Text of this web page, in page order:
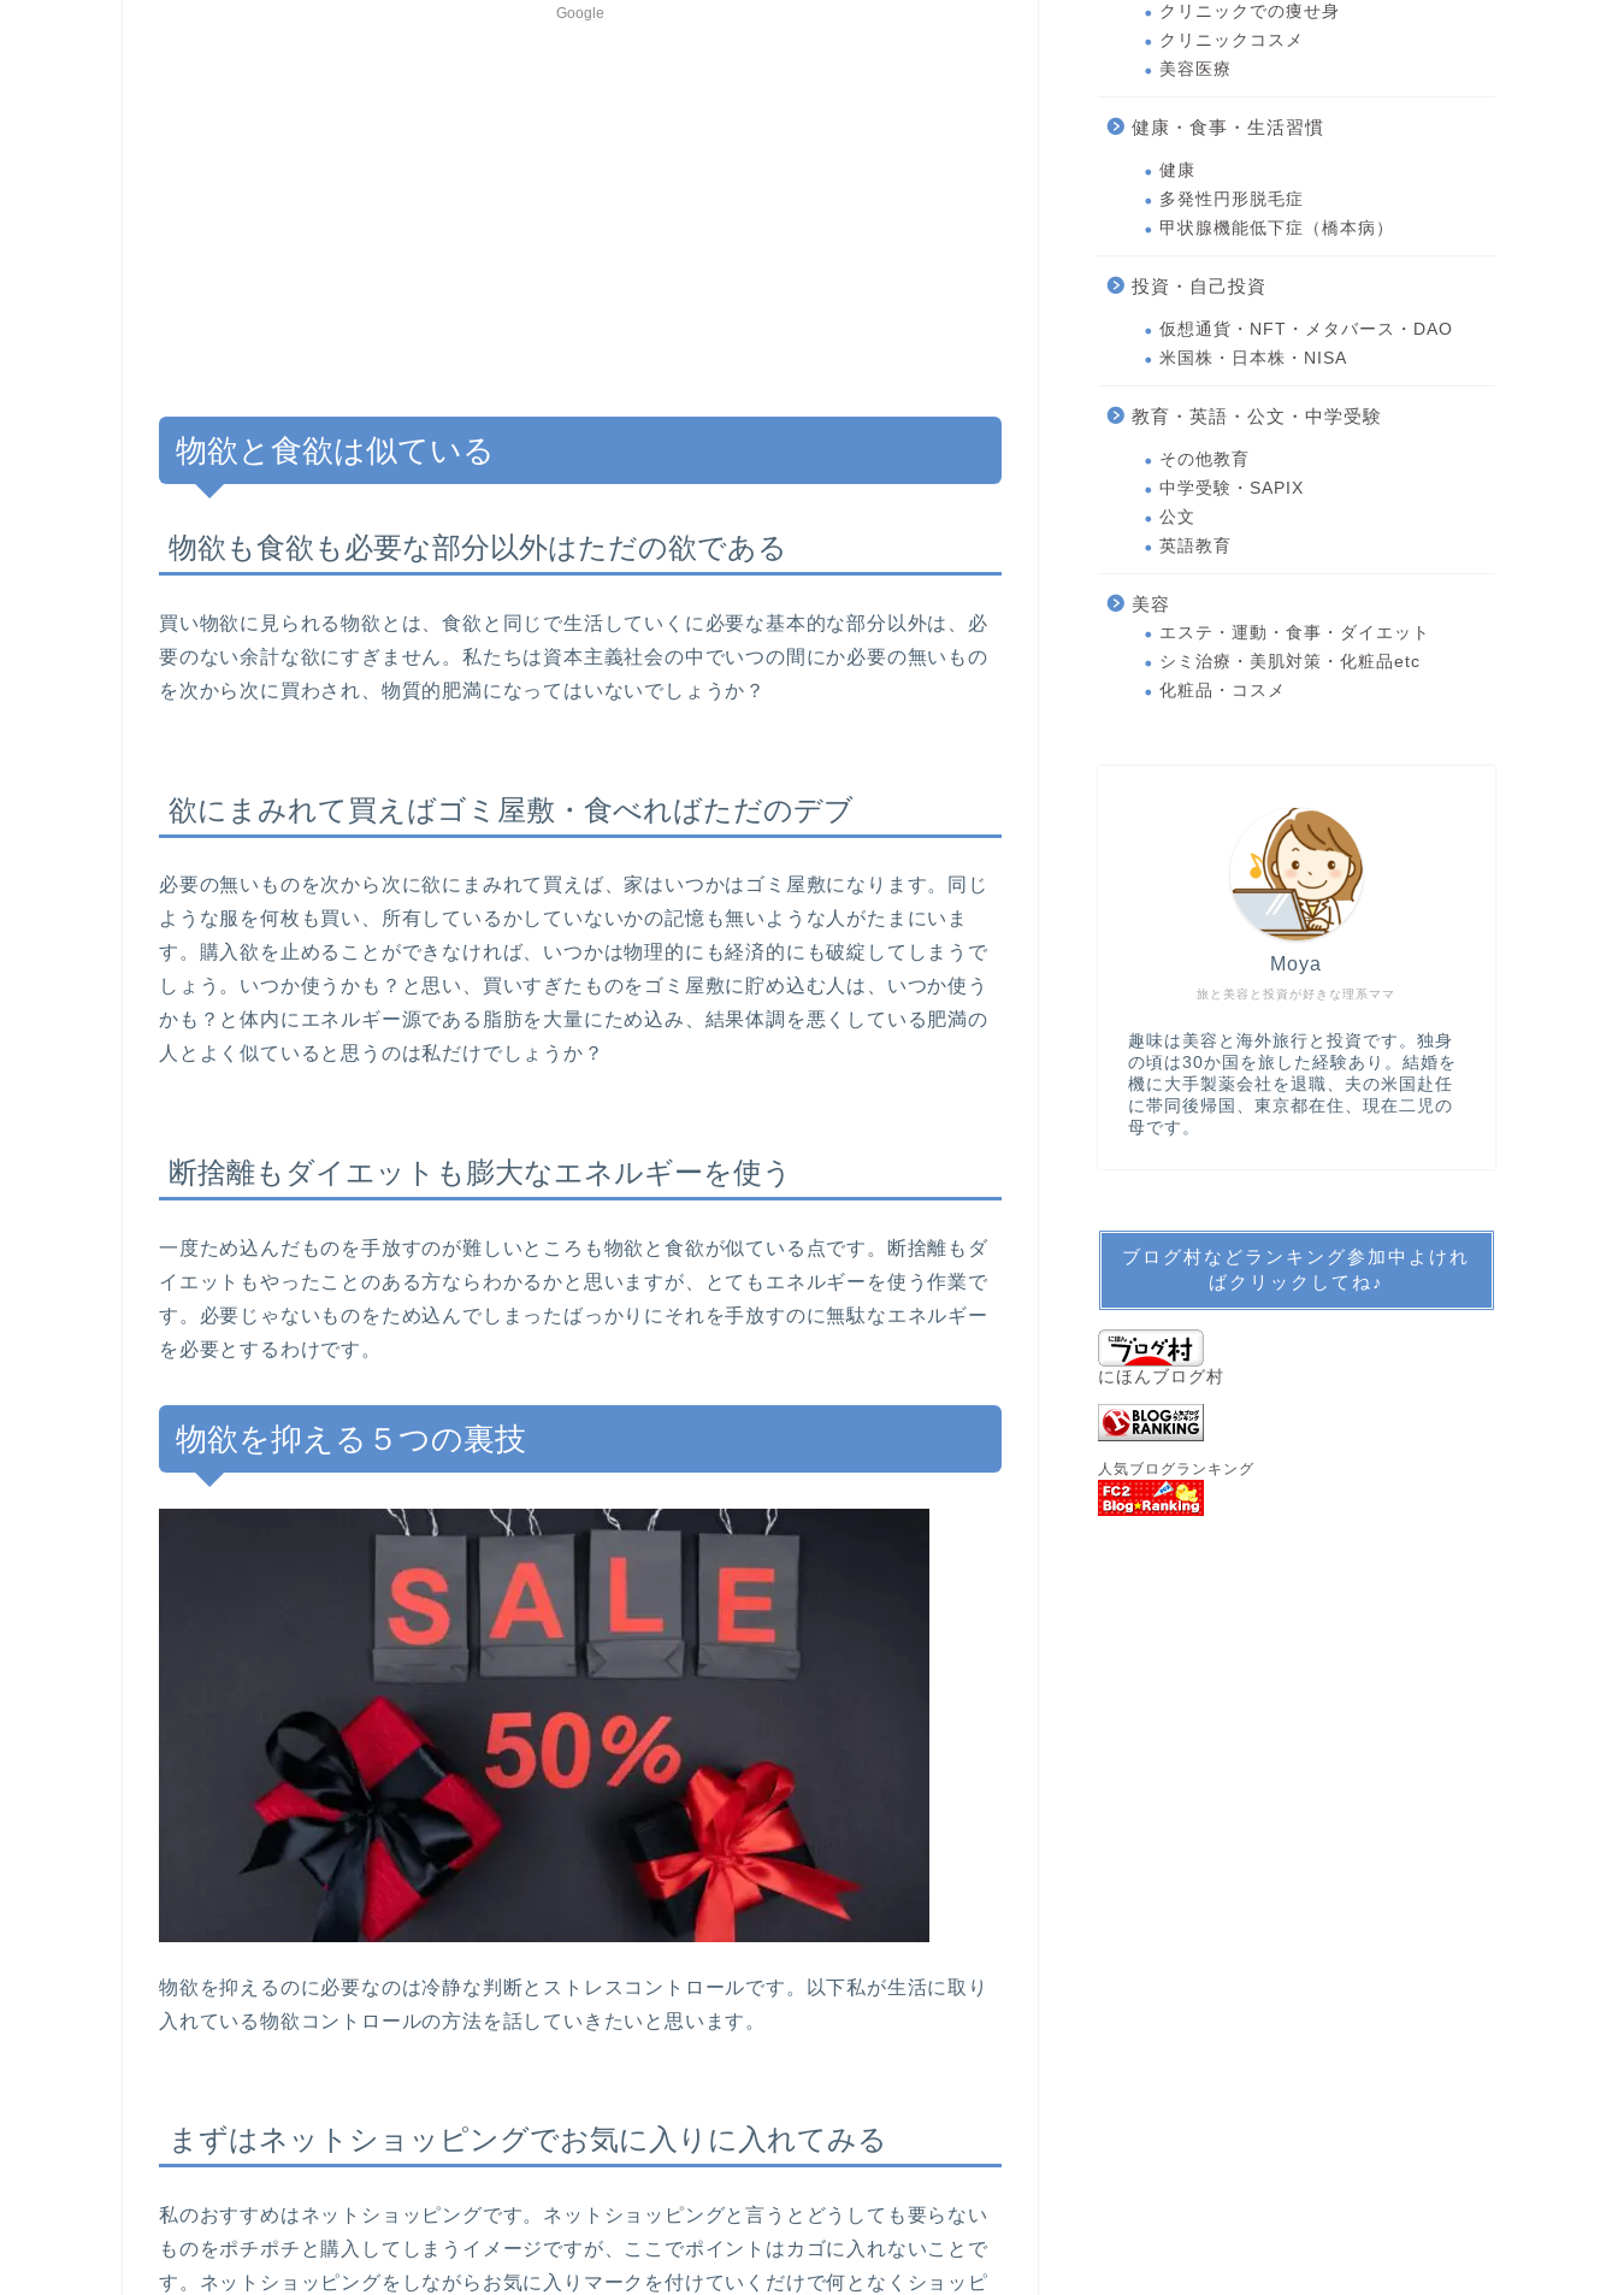
Google
物欲と食欲は似ている
物欲も食欲も必要な部分以外はただの欲である
買い物欲に見られる物欲とは、食欲と同じで生活していくに必要な基本的な部分以外は、必
要のない余計な欲にすぎません。私たちは資本主義社会の中でいつの間にか必要の無いもの
を次から次に買わされ、物質的肥満になってはいないでしょうか？
欲にまみれて買えばゴミ屋敷・食べればただのデブ
必要の無いものを次から次に欲にまみれて買えば、家はいつかはゴミ屋敷になります。同じ
ような服を何枚も買い、所有しているかしていないかの記憶も無いような人がたまにいま
す。購入欲を止めることができなければ、いつかは物理的にも経済的にも破綻してしまうで
しょう。いつか使うかも？と思い、買いすぎたものをゴミ屋敷に貯め込む人は、いつか使う
かも？と体内にエネルギー源である脂肪を大量にため込み、結果体調を悪くしている肥満の
人とよく似ていると思うのは私だけでしょうか？
断捨離もダイエットも膨大なエネルギーを使う
一度ため込んだものを手放すのが難しいところも物欲と食欲が似ている点です。断捨離もダ
イエットもやったことのある方ならわかるかと思いますが、とてもエネルギーを使う作業で
す。必要じゃないものをため込んでしまったばっかりにそれを手放すのに無駄なエネルギー
を必要とするわけです。
物欲を抑える５つの裏技
物欲を抑えるのに必要なのは冷静な判断とストレスコントロールです。以下私が生活に取り
入れている物欲コントロールの方法を話していきたいと思います。
まずはネットショッピングでお気に入りに入れてみる
私のおすすめはネットショッピングです。ネットショッピングと言うとどうしても要らない
ものをポチポチと購入してしまうイメージですが、ここでポイントはカゴに入れないことで
す。ネットショッピングをしながらお気に入りマークを付けていくだけで何となくショッピ
クリニックでの痩せ身
クリニックコスメ
美容医療
健康・食事・生活習慣
健康
多発性円形脱毛症
甲状腺機能低下症（橋本病）
投資・自己投資
仮想通貨・NFT・メタバース・DAO
米国株・日本株・NISA
教育・英語・公文・中学受験
その他教育
中学受験・SAPIX
公文
英語教育
美容
エステ・運動・食事・ダイエット
シミ治療・美肌対策・化粧品etc
化粧品・コスメ
旅と美容と投資が好きな理系ママ
Moya
趣味は美容と海外旅行と投資です。独身
の頃は30か国を旅した経験あり。結婚を
機に大手製薬会社を退職、夫の米国赴任
に帯同後帰国、東京都在住、現在二児の
母です。
ブログ村などランキング参加中よけれ
ばクリックしてね♪
にほんブログ村
人気ブログランキング